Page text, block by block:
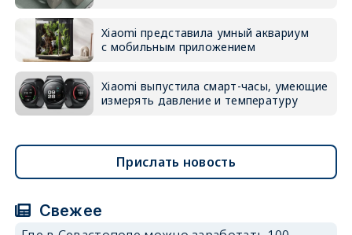
Xiaomi представила умный аквариум
с мобильным приложением
Xiaomi выпустила смарт-часы, умеющие
измерять давление и температуру
Прислать новость
Свежее